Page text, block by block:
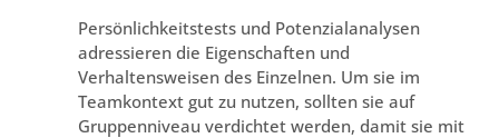
Persönlichkeitstests und Potenzialanalysen
adressieren die Eigenschaften und
Verhaltensweisen des Einzelnen. Um sie im
Teamkontext gut zu nutzen, sollten sie auf
Gruppenniveau verdichtet werden, damit sie mit